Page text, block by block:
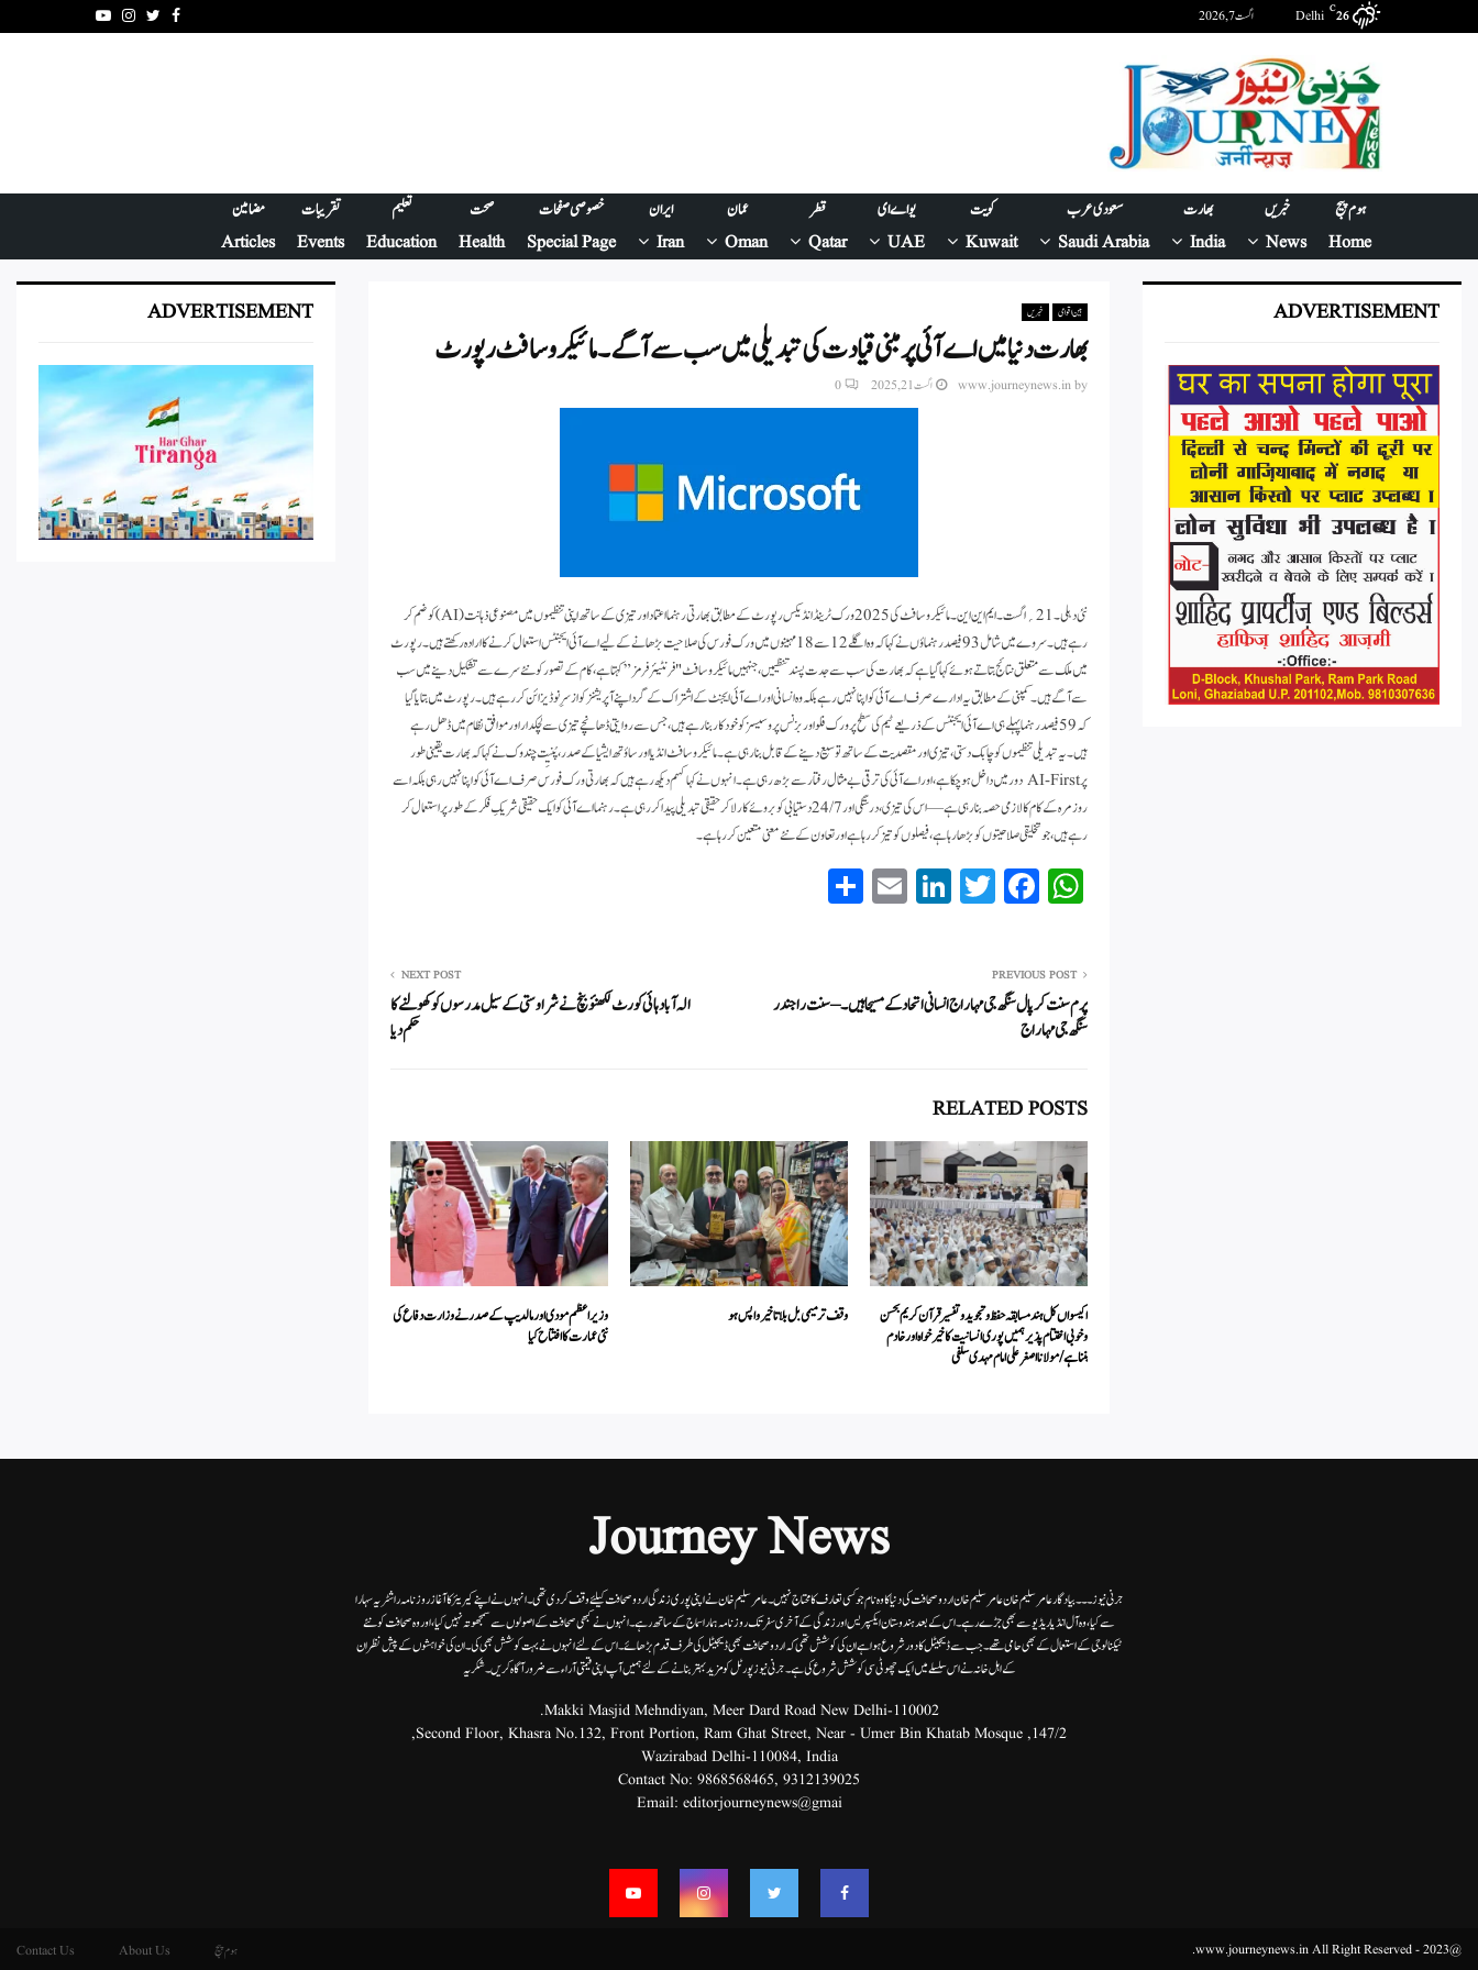
26
C
Delhi اگست 7, 2026 Facebook
Twitter
Instagram
Youtube
ہوم پیج
Home
خبریں
News
بھارت
India
سعودی عرب
Saudi Arabia
کویت
Kuwait
یو اے ای
UAE
قطر
Qatar
عمان
Oman
ایران
Iran
خصوصی صفحات
Special Page
صحت
Health
تعلیم
Education
تقریبات
Events
مضامین
Articles
بین اقوامی خبریں
بھارت دنیا میں اے آئی پر مبنی قیادت کی تبدیلی میں سب سے آگے۔ مائیکروسافٹ رپور ٹ
by
www.journeynews.in اگست 21, 2025 0
نئی دہلی۔ 21؍اگست۔ ایم این این ۔ مائیکروسافٹ کی 2025 ورک ٹرینڈ انڈیکس رپورٹ کے مطابق بھارتی رہنما اعتماد اور تیزی کے ساتھ اپنی تنظیموں میں مصنوعی ذہانت (AI) کو ضم کر
رہے ہیں۔ سروے میں شامل 93 فیصد رہنماؤں نے کہا کہ وہ اگلے 12 سے 18 مہینوں میں ورک فورس کی صلاحیت بڑھانے کے لیے اے آئی ایجنٹس استعمال کرنے کا ارادہ رکھتے ہیں۔رپورٹ
میں ملک سے متعلق نتائج بتاتے ہوئے کہا گیا ہے کہ بھارت کی سب سے جدت پسند تنظیمیں، جنہیں مائیکروسافٹ "فرنٹیئر فرمز” کہتا ہے، کام کے تصور کو نئے سرے سے تشکیل دینے میں سب
سے آگے ہیں۔کمپنی کے مطابق یہ ادارے صرف اے آئی کو اپنا نہیں رہے بلکہ وہ انسانی اور اے آئی ایجنٹ کے اشتراک کے گرد اپنے آپریشنز کو ازسرِنو ڈیزائن کر رہے ہیں۔رپورٹ میں بتایا گیا
کہ 59 فیصد رہنما پہلے ہی اے آئی ایجنٹس کے ذریعے ٹیم کی سطح پر ورک فلو اور بزنس پروسیسز کو خودکار بنا رہے ہیں، جس سے روایتی ڈھانچے تیزی سے لچکدار اور موافق نظام میں ڈھل رہے
ہیں۔یہ تبدیلی تنظیموں کو چابک دستی، تیزی اور مقصدیت کے ساتھ توسیع دینے کے قابل بنا رہی ہے۔مائیکروسافٹ انڈیا اور ساؤتھ ایشیا کے صدر، پُنیِت چندوک نے کہا کہ بھارت یقینی طور
پر AI-First دور میں داخل ہو چکا ہے، اور اے آئی کی ترقی بے مثال رفتار سے بڑھ رہی ہے۔انہوں نے کہا کہہم دیکھ رہے ہیں کہ بھارتی ورک فورس صرف اے آئی کو اپنا نہیں رہی بلکہ اسے
روزمرہ کے کام کا لازمی حصہ بنا رہی ہے — اس کی تیزی، درستگی اور 24/7 دستیابی کو بروئے کار لا کر حقیقی تبدیلی پیدا کر رہی ہے۔ رہنما اے آئی کو ایک حقیقی شریکِ فکر کے طور پر استعمال کر
رہے ہیں، جو تخلیقی صلاحیتوں کو بڑھا رہا ہے، فیصلوں کو تیز کر رہا ہے اور تعاون کے نئے معنی متعین کر رہا ہے۔
W
ha
A
pp
Fa
ce
ok
T
wi
r
Li
nk
In
E
m
PREVIOUS POST
پرم سنت کرپال سنگھ جی مہاراج انسانی اتحاد کے مسیحا ہیں۔ – سنت راجندر
سنگھ جی مہاراج
NEXT POST
الہ آباد ہائی کورٹ لکھنؤ بنچ نے شراوستی کے سیل مدرسوں کو کھولنے کا
حکم دیا
RELATED POSTS
اکیسواں کل ہندمسابقہ حفظ وتجویدوتفسیرقرآن کریم بحسن
وخوبی اختتام پذیر ہمیں پوری انسانیت کاخیرخواہ اورخادم
بنناہے/مولانااصغرعلی امام مہدی سلفی
وقف ترمیمی بل بلاتاخیر واپس ہو
وزیراعظم مودی اور مالدیپ کے صدر نے وزارت دفاع کی
نئی عمارت کا افتتاح کیا
ADVERTISEMENT
ADVERTISEMENT
Journey News
جرنی نیوز۔۔۔بیاد گار عامر سلیم خان عامر سلیم خان اردوصحافت کی دنیا کاوہ نام جو کسی تعارف کا محتاج نہیں۔عامرسلیم خان نے اپنی پوری زندگی اردوصحافت کیلئے وقف کردی تھی۔انہوں نے اپنے کیریئر کا آغاز روزنامہ راشٹریہ سہارا
سے کیا،وہ آل انڈیا ریڈیوسے بھی جڑے رہے۔ اس کے بعد ہندوستان ایکسپریس اور زندگی کے آخری سفر تک روزنامہ ہمارا سماج کے ساتھ رہے۔ انہوں نے کبھی صحافت کے اصولوں سے سمجھوتہ نہیں کیا، اور وہ صحافت کو نئے
ٹیکنالوجی کے استعمال کے بھی حامی تھے۔ جب سے ڈیجیٹل کا دور شروع ہوا ہے ان کی کوشش تھی کہ اردو صحافت بھی ڈیجیٹل کی طرف قدم بڑھائے۔ اس کے لئے انہوں نے بہت کوشش بھی کی۔ ان کی خواہشوں کے پیش نظر ان
کے اہل خانہ نے اس سلسلے میں ایک چھوٹی سی کوشش شروع کی ہے۔جرنی نیوز پورٹل کو مزید بہتر بنانے کے لئے ہمیں آپ اپنی قیمتی آراء سے ضرور آگاہ کریں۔شکریہ
Makki Masjid Mehndiyan, Meer Dard Road New Delhi-110002.
147/2, Second Floor, Khasra No.132, Front Portion, Ram Ghat Street, Near - Umer Bin Khatab Mosque,
Wazirabad Delhi-110084, India
Contact No: 9868568465, 9312139025
Email: editorjourneynews@gmai
@2023 - www.journeynews.in All Right Reserved. ہوم پیج About Us
Contact Us